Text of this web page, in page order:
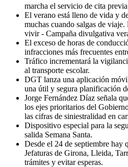
marcha el servicio de cita
El verano está lleno de vida y
muchas cuando salgas de
vivir - Campaña divulgativa
El exceso de horas de
infracciones más frecuentes
Tráfico incrementará la
al transporte escolar.
DGT lanza una aplicación
una útil y segura planificación
Jorge Fernández Díaz señala
los ejes prioritarios del
las cifras de siniestralidad en
Dispositivo especial para la
salida Semana Santa.
Desde el 24 de septiembre hay
Jefaturas de Girona, Lleida,
trámites y evitar esperas.